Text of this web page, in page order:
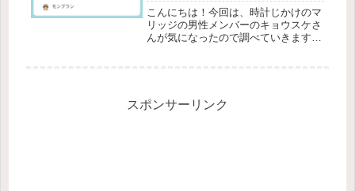
こんにちは！今回は、時計じかけのマ
リッジの男性メンバーのキョウスケさ
んが気になったので調べていきます！
スポンサーリンク